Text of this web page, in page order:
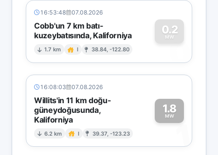
16:53:48 07.08.2026
Cobb'un 7 km batı-
kuzeybatısında, Kaliforniya
1.7 km I 38.84, -122.80
0.2
MW
0
16:08:03 07.08.2026
Willits'in 11 km doğu-
güneydoğusunda,
Kaliforniya
6.2 km I 39.37, -123.23
1.8
MW
1